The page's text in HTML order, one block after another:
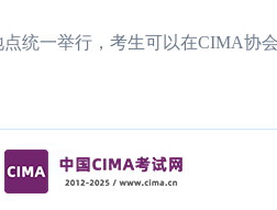
统一举行，考生可以在CIMA协